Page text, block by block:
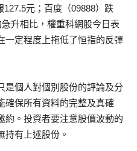
127.5元；百度（09888）跌
升相比，權重科網股今日表
一定程度上拖低了恒指的反彈
是個人對個別股份的評論及分
確保所有資料的完整及真確
約。投資者要注意股價波動的
持有上述股份。